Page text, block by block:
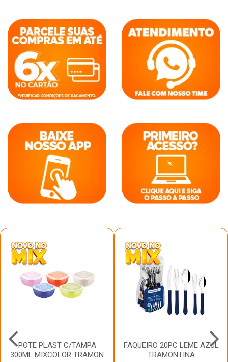
POTE PLAST C/TAMPA
300ML MIXCOLOR TRAMON
FAQUEIRO 20PC LEME AZUL
TRAMONTINA